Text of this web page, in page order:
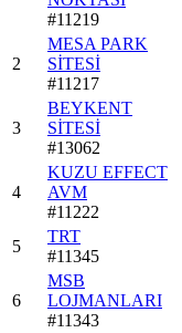
#11219
2
MESA PARK
SİTESİ
#11217
3
BEYKENT
SİTESİ
#13062
4
KUZU EFFECT
AVM
#11222
5
TRT
#11345
6
MSB
LOJMANLARI
#11343